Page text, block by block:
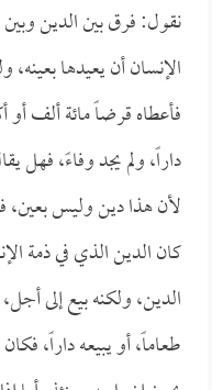
نقول: فرق بين الدين وبين
الإنسان أن يعيدها
فأعطاه قرضاً مائة ألف
داراً، ولم يجد وفاءً، فهل
لأن هذا دين وليس بعين،
كان الدين الذي في ذمة
الدين، ولكنه بيع إلى
طعاماً، أو يبيعه داراً،